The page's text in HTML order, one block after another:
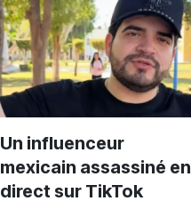
Un influenceur
mexicain assassiné en
direct sur TikTok